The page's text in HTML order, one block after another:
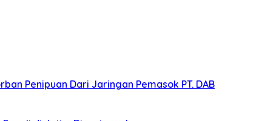
Penipuan Dari Jaringan Pemasok PT. DAB